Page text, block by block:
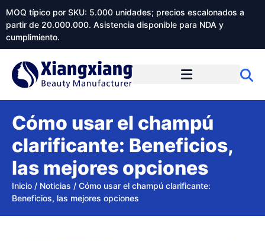
MOQ típico por SKU: 5.000 unidades; precios escalonados a
partir de 20.000.000. Asistencia disponible para NDA y
cumplimiento.
Cómo usar el champú
clarificante: Beneficios,
las mejores opciones
Inicio / Noticias / Cómo usar el champú clarificante:
Beneficios, las mejores opciones